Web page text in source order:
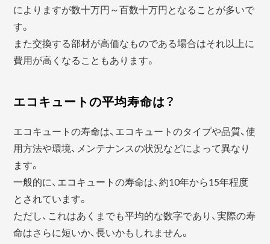
によりますが数十万円～百数十万円となることが多いで
す。
また交換する部材が高価なものである場合はそれ以上に
費用が高くなることもあります。
エコキュートの平均寿命は？
エコキュートの寿命は、エコキュートのタイプや品質、使
用方法や環境、メンテナンスの状況などによって異なり
ます。
一般的に、エコキュートの寿命は、約10年から15年程度
とされています。
ただし、これはあくまでも平均的な数字であり、実際の寿
命はさらに短いか、長いかもしれません。